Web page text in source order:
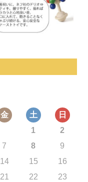
金 土
日
1
2
7 8
9
14 15
16
21 22
23